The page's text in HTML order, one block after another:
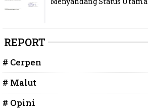
REPORT
# Cerpen
# Malut
# Opini